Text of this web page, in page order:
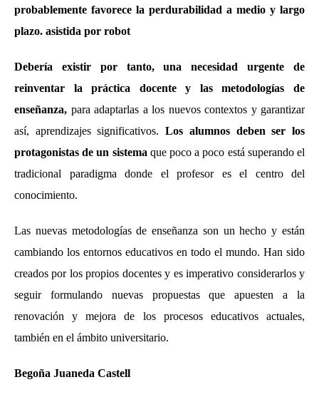
probablemente favorece la perdurabilidad a medio y largo
plazo. asistida por robot
Debería existir por tanto, una necesidad urgente de
reinventar la práctica docente y las metodologías de
enseñanza, para adaptarlas a los nuevos contextos y garantizar
así, aprendizajes significativos.Los alumnos deben ser los
protagonistas de un sistema que poco a poco está superando el
tradicional paradigma donde el profesor es el centro del
conocimiento.
Las nuevas metodologías de enseñanza son un hecho y están
cambiando los entornos educativos en todo el mundo. Han sido
creados por los propios docentes y es imperativo considerarlos y
seguir formulando nuevas propuestas que apuesten a la
renovación y mejora de los procesos educativos actuales,
también en el ámbito universitario.
Begoña Juaneda Castell